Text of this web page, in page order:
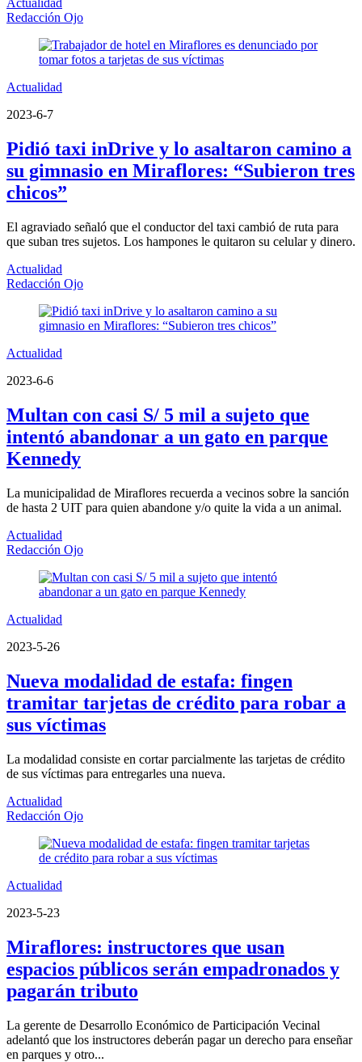
Actualidad
Redacción Ojo
Actualidad
2023-6-7
Pidió taxi inDrive y lo asaltaron camino a
su gimnasio en Miraflores: “Subieron tres
chicos”
El agraviado señaló que el conductor del taxi cambió de ruta para
que suban tres sujetos. Los hampones le quitaron su celular y dinero.
Actualidad
Redacción Ojo
Actualidad
2023-6-6
Multan con casi S/ 5 mil a sujeto que
intentó abandonar a un gato en parque
Kennedy
La municipalidad de Miraflores recuerda a vecinos sobre la sanción
de hasta 2 UIT para quien abandone y/o quite la vida a un animal.
Actualidad
Redacción Ojo
Actualidad
2023-5-26
Nueva modalidad de estafa: fingen
tramitar tarjetas de crédito para robar a
sus víctimas
La modalidad consiste en cortar parcialmente las tarjetas de crédito
de sus víctimas para entregarles una nueva.
Actualidad
Redacción Ojo
Actualidad
2023-5-23
Miraflores: instructores que usan
espacios públicos serán empadronados y
pagarán tributo
La gerente de Desarrollo Económico de Participación Vecinal
adelantó que los instructores deberán pagar un derecho para enseñar
en parques y otro...